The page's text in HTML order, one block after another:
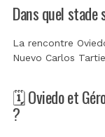
Dans quel stade
La rencontre
Nuevo Carlos
🗓️ Oviedo et
?